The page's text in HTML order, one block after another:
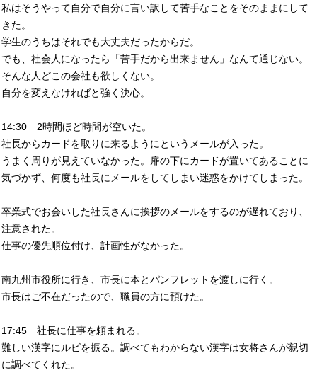
私はそうやって自分で自分に言い訳して苦手なことをそのままにして
きた。
学生のうちはそれでも大丈夫だったからだ。
でも、社会人になったら「苦手だから出来ません」なんて通じない。
そんな人どこの会社も欲しくない。
自分を変えなければと強く決心。
14:30 2時間ほど時間が空いた。
社長からカードを取りに来るようにというメールが入った。
うまく周りが見えていなかった。扉の下にカードが置いてあることに
気づかず、何度も社長にメールをしてしまい迷惑をかけてしまった。
卒業式でお会いした社長さんに挨拶のメールをするのが遅れており、
注意された。
仕事の優先順位付け、計画性がなかった。
南九州市役所に行き、市長に本とパンフレットを渡しに行く。
市長はご不在だったので、職員の方に預けた。
17:45 社長に仕事を頼まれる。
難しい漢字にルビを振る。調べてもわからない漢字は女将さんが親切
に調べてくれた。